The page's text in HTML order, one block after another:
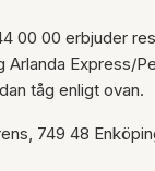
00 00 erbjuder
Arlanda Express/
tåg enligt ovan.
749 48